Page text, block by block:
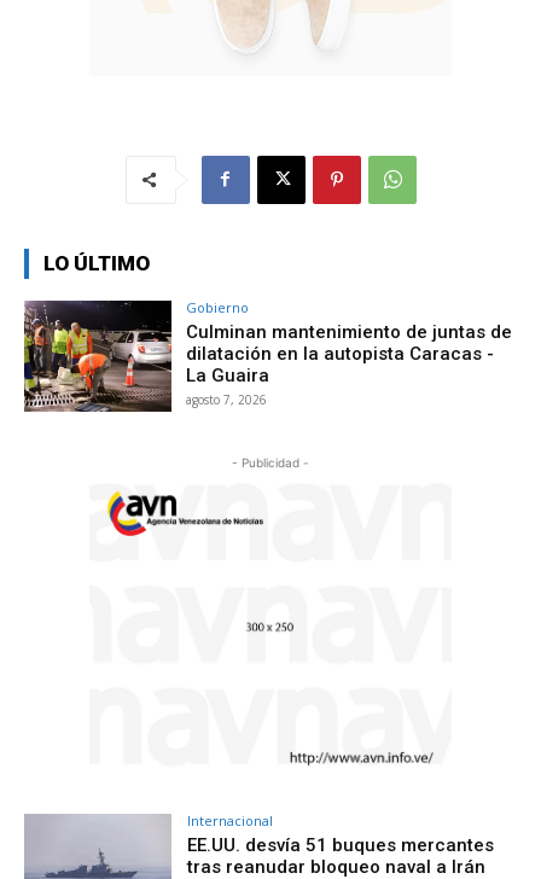
LO ÚLTIMO
Gobierno
Culminan mantenimiento de juntas de
dilatación en la autopista Caracas -
La Guaira
agosto 7, 2026
- Publicidad -
Internacional
EE.UU. desvía 51 buques mercantes
tras reanudar bloqueo naval a Irán